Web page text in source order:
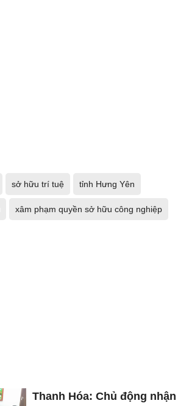
sở hữu trí tuệ tỉnh Hưng Yên
xâm phạm quyền sở hữu công nghiệp
Thanh Hóa: Chủ động nhận